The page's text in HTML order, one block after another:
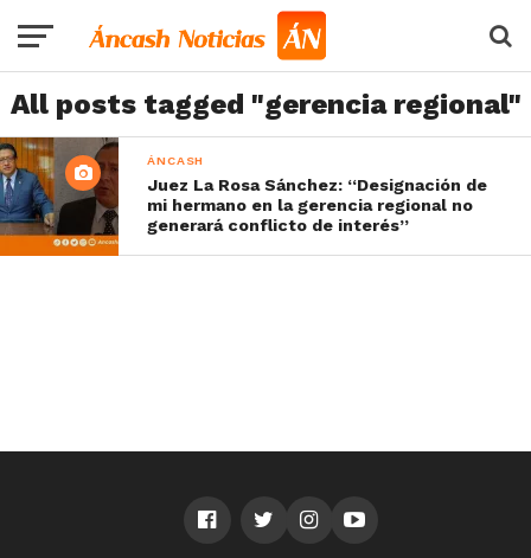
All posts tagged "gerencia regional"
ÁNCASH
Juez La Rosa Sánchez: “Designación de
mi hermano en la gerencia regional no
generará conflicto de interés”